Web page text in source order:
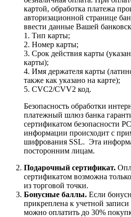
картой, обработка платежа
авторизационной странице
ввести данные Вашей
1. Тип карты;
2. Номер карты;
3. Срок действия карты
карты);
4. Имя держателя карты
также как указано на карте);
5. CVC2/CVV2 код.
Безопасность обработки
платежный шлюз банка
сертификатом безопасности
информации происходит с
шифрования SSL. Эта
посторонним лицам.
Подарочный сертификат.
сертификатом возможна
из торговой точки.
Бонусные баллы. Если
прикреплена к учетной записи
можно оплатить до 30%